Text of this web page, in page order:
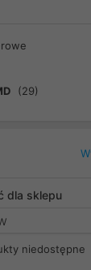
(29)
dla sklepu
niedostępne